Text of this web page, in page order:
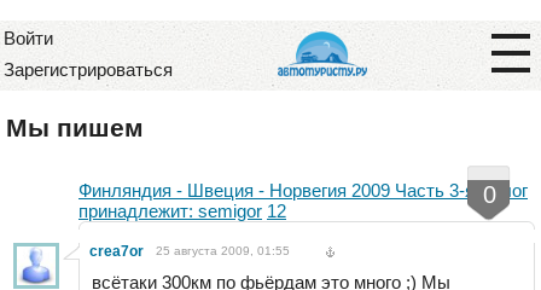
Войти
Зарегистрироваться
Мы пишем
Финляндия - Швеция - Норвегия 2009 Часть 3-я /Блог
принадлежит: semigor 12
0
crea7or 25 августа 2009, 01:55
всётаки 300км по фьёрдам это много ;) Мы